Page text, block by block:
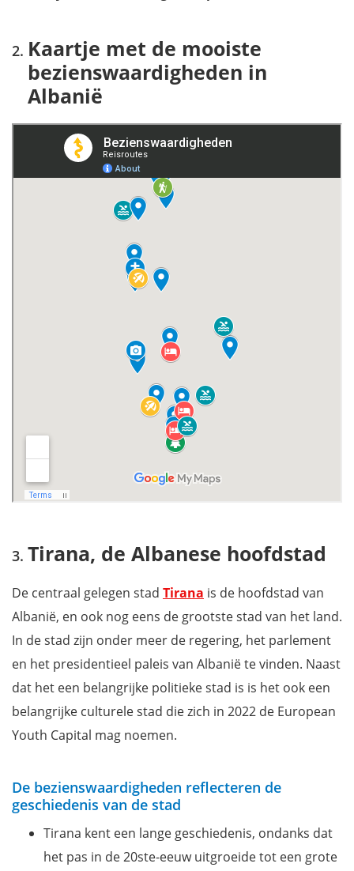
Kaartje met de mooiste
bezienswaardigheden in
Albanië
Tirana, de Albanese hoofdstad
De centraal gelegen stad Tirana is de hoofdstad van
Albanië, en ook nog eens de grootste stad van het land.
In de stad zijn onder meer de regering, het parlement
en het presidentieel paleis van Albanië te vinden. Naast
dat het een belangrijke politieke stad is is het ook een
belangrijke culturele stad die zich in 2022 de European
Youth Capital mag noemen.
De bezienswaardigheden reflecteren de
geschiedenis van de stad
Tirana kent een lange geschiedenis, ondanks dat
het pas in de 20ste-eeuw uitgroeide tot een grote